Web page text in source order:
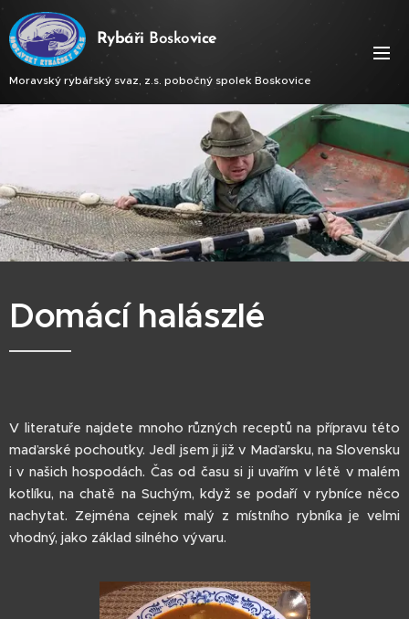
Rybáři Boskovice
Moravský rybářský svaz, z.s. pobočný spolek Boskovice
Domácí halászlé
V literatuře najdete mnoho různých receptů na přípravu této
maďarské pochoutky. Jedl jsem ji již v Maďarsku, na Slovensku
i v našich hospodách. Čas od času si ji uvařím v létě v malém
kotlíku, na chatě na Suchým, když se podaří v rybníce něco
nachytat. Zejména cejnek malý z místního rybníka je velmi
vhodný, jako základ silného vývaru.